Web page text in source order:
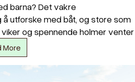
barna? Det vakre
utforske med båt, og store som
og spennende holmer venter
More